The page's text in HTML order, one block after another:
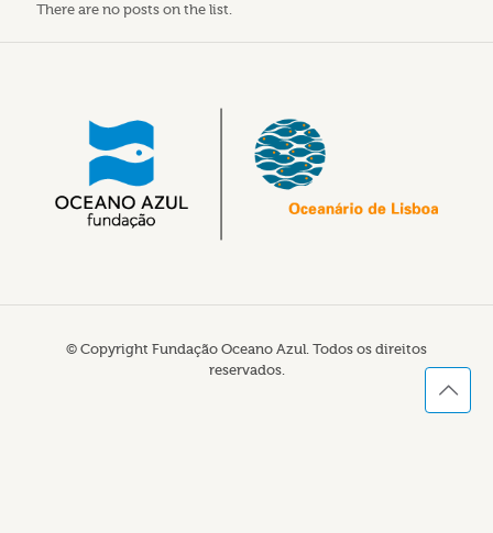
There are no posts on the list.
© Copyright Fundação Oceano Azul. Todos os direitos
reservados.